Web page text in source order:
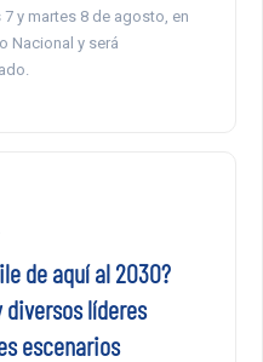
y martes 8 de agosto, en
Nacional y será
de aquí al 2030?
diversos líderes
escenarios